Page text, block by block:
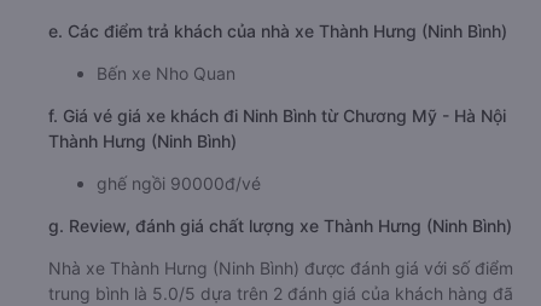
e. Các điểm trả khách của nhà xe Thành Hưng (Ninh Bình)
Bến xe Nho Quan
f. Giá vé giá xe khách đi Ninh Bình từ Chương Mỹ - Hà Nội
Thành Hưng (Ninh Bình)
ghế ngồi 90000đ/vé
g. Review, đánh giá chất lượng xe Thành Hưng (Ninh Bình)
Nhà xe Thành Hưng (Ninh Bình) được đánh giá với số điểm
trung bình là 5.0/5 dựa trên 2 đánh giá của khách hàng đã